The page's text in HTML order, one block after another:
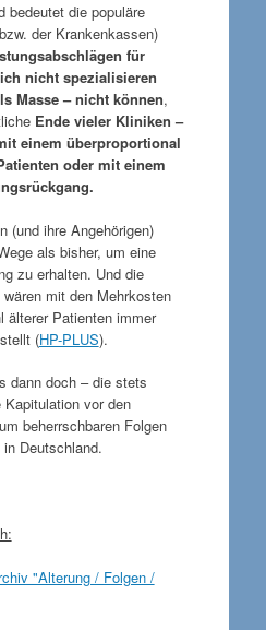
bedeutet die populäre
der Krankenkassen)
für
nicht spezialisieren
Masse – nicht können,
Ende vieler Kliniken –
einem überproportional
oder mit einem
(und ihre Angehörigen)
als bisher, um eine
zu erhalten. Und die
mit den Mehrkosten
älterer Patienten immer
(HP-PLUS).
dann doch – die stets
vor den
beherrschbaren Folgen
Deutschland.
"Alterung / Folgen /